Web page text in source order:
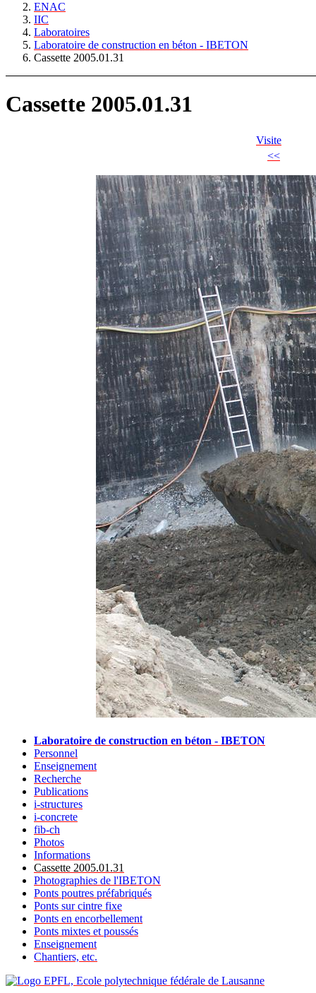
ENAC
IIC
Laboratoires
Laboratoire de construction en béton - IBETON
Cassette 2005.01.31
Cassette 2005.01.31
Visite
<<
Laboratoire de construction en béton - IBETON
Personnel
Enseignement
Recherche
Publications
i-structures
i-concrete
fib-ch
Photos
Informations
Cassette 2005.01.31
Photographies de l'IBETON
Ponts poutres préfabriqués
Ponts sur cintre fixe
Ponts en encorbellement
Ponts mixtes et poussés
Enseignement
Chantiers, etc.